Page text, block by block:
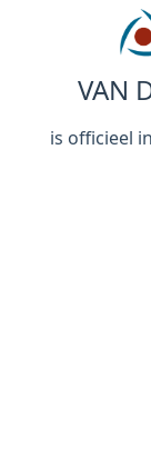
VAN
is officieel